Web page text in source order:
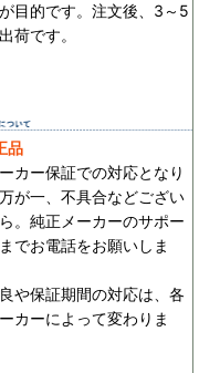
目的です。 注文後、3～5
荷です。
品
カー保証での対応となり
が一、不具合などござい
。純正メーカーのサポー
でお電話をお願いしま
や保証期間の対応は、各
カーによって変わりま